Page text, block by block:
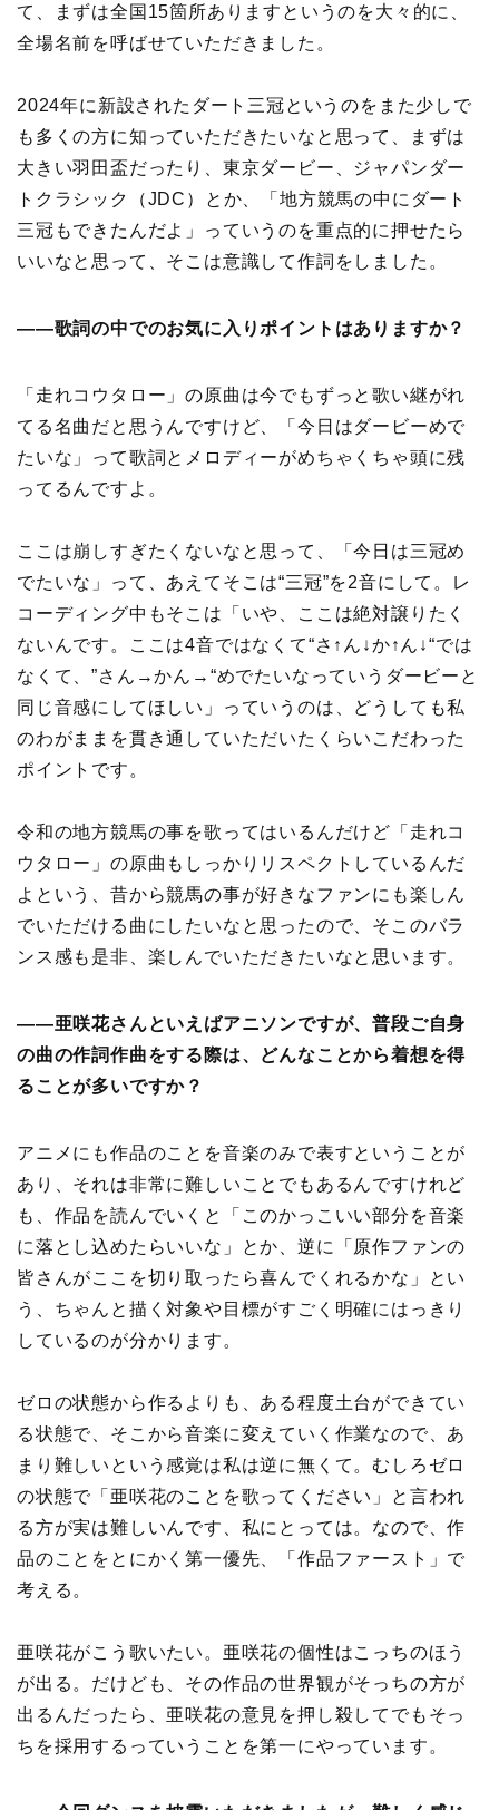
て、まずは全国15箇所ありますというのを大々的に、
全場名前を呼ばせていただきました。
2024年に新設されたダート三冠というのをまた少しで
も多くの方に知っていただきたいなと思って、まずは
大きい羽田盃だったり、東京ダービー、ジャパンダー
トクラシック（JDC）とか、「地方競馬の中にダート
三冠もできたんだよ」っていうのを重点的に押せたら
いいなと思って、そこは意識して作詞をしました。
――歌詞の中でのお気に入りポイントはありますか？
「走れコウタロー」の原曲は今でもずっと歌い継がれ
てる名曲だと思うんですけど、「今日はダービーめで
たいな」って歌詞とメロディーがめちゃくちゃ頭に残
ってるんですよ。
ここは崩しすぎたくないなと思って、「今日は三冠め
でたいな」って、あえてそこは“三冠”を2音にして。レ
コーディング中もそこは「いや、ここは絶対譲りたく
ないんです。ここは4音ではなくて“さ↑ん↓か↑ん↓“では
なくて、”さん→かん→“めでたいなっていうダービーと
同じ音感にしてほしい」っていうのは、どうしても私
のわがままを貫き通していただいたくらいこだわった
ポイントです。
令和の地方競馬の事を歌ってはいるんだけど「走れコ
ウタロー」の原曲もしっかりリスペクトしているんだ
よという、昔から競馬の事が好きなファンにも楽しん
でいただける曲にしたいなと思ったので、そこのバラ
ンス感も是非、楽しんでいただきたいなと思います。
――亜咲花さんといえばアニソンですが、普段ご自身
の曲の作詞作曲をする際は、どんなことから着想を得
ることが多いですか？
アニメにも作品のことを音楽のみで表すということが
あり、それは非常に難しいことでもあるんですけれど
も、作品を読んでいくと「このかっこいい部分を音楽
に落とし込めたらいいな」とか、逆に「原作ファンの
皆さんがここを切り取ったら喜んでくれるかな」とい
う、ちゃんと描く対象や目標がすごく明確にはっきり
しているのが分かります。
ゼロの状態から作るよりも、ある程度土台ができてい
る状態で、そこから音楽に変えていく作業なので、あ
まり難しいという感覚は私は逆に無くて。むしろゼロ
の状態で「亜咲花のことを歌ってください」と言われ
る方が実は難しいんです、私にとっては。なので、作
品のことをとにかく第一優先、「作品ファースト」で
考える。
亜咲花がこう歌いたい。亜咲花の個性はこっちのほう
が出る。だけども、その作品の世界観がそっちの方が
出るんだったら、亜咲花の意見を押し殺してでもそっ
ちを採用するっていうことを第一にやっています。